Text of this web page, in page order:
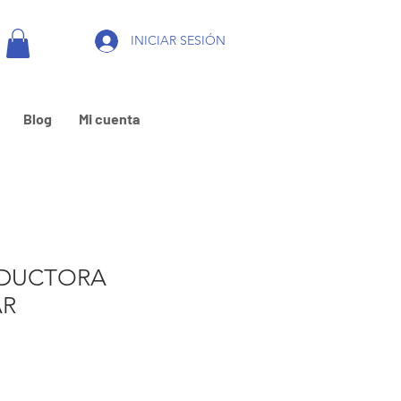
INICIAR SESIÓN
Blog Mi cuenta